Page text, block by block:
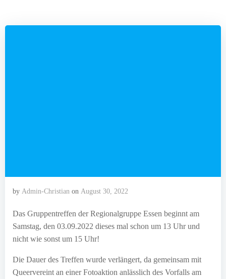
by Admin-Christian on August 30, 2022
Das Gruppentreffen der Regionalgruppe Essen beginnt am
Samstag, den 03.09.2022 dieses mal schon um 13 Uhr und
nicht wie sonst um 15 Uhr!
Die Dauer des Treffen wurde verlängert, da gemeinsam mit
Queervereint an einer Fotoaktion anlässlich des Vorfalls am